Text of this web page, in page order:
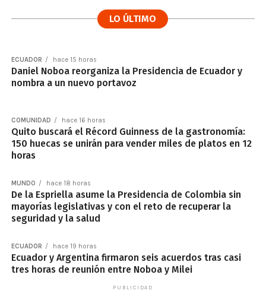
LO ÚLTIMO
ECUADOR hace 15 horas
Daniel Noboa reorganiza la Presidencia de Ecuador y
nombra a un nuevo portavoz
COMUNIDAD hace 16 horas
Quito buscará el Récord Guinness de la gastronomía:
150 huecas se unirán para vender miles de platos en 12
horas
MUNDO hace 18 horas
De la Espriella asume la Presidencia de Colombia sin
mayorías legislativas y con el reto de recuperar la
seguridad y la salud
ECUADOR hace 19 horas
Ecuador y Argentina firmaron seis acuerdos tras casi
tres horas de reunión entre Noboa y Milei
PUBLICIDAD